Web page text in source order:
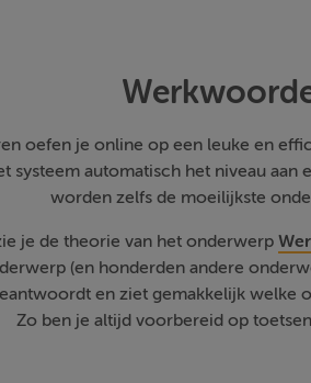
oefen je online op een leuke en
systeem automatisch het niveau
worden zelfs de moeilijkste
je de theorie van het onderwerp
(en honderden andere
en ziet gemakkelijk welke
Zo ben je altijd voorbereid op